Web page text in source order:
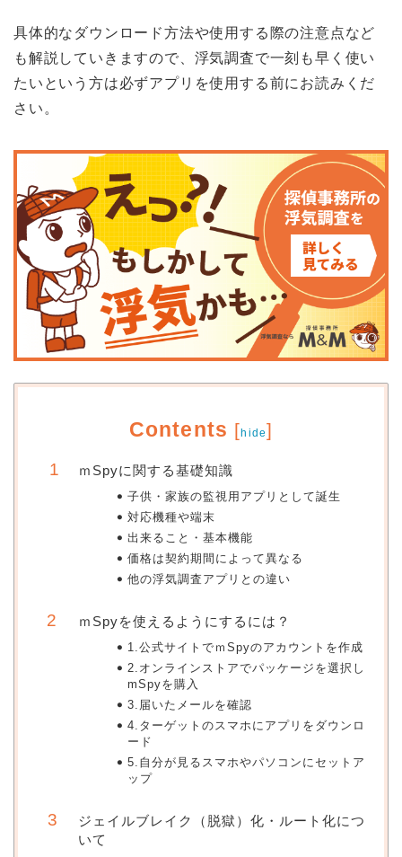
具体的なダウンロード方法や使用する際の注意点など
も解説していきますので、浮気調査で一刻も早く使い
たいという方は必ずアプリを使用する前にお読みくだ
さい。
Contents [hide]
ｍSpyに関する基礎知識
子供・家族の監視用アプリとして誕生
対応機種や端末
出来ること・基本機能
価格は契約期間によって異なる
他の浮気調査アプリとの違い
ｍSpyを使えるようにするには？
1.公式サイトでｍSpyのアカウントを作成
2.オンラインストアでパッケージを選択し
mSpyを購入
3.届いたメールを確認
4.ターゲットのスマホにアプリをダウンロ
ード
5.自分が見るスマホやパソコンにセットア
ップ
ジェイルブレイク（脱獄）化・ルート化につ
いて